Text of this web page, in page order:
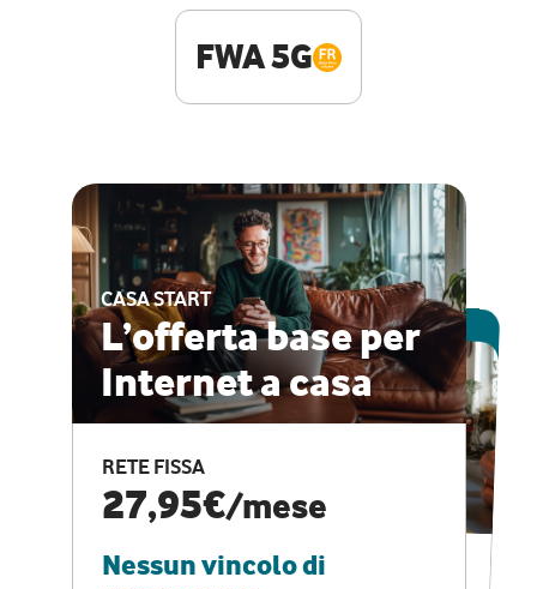
FWA 5G
CASA START
L’offerta base per
Internet a casa
RETE FISSA
27,95€/mese
Nessun vincolo di
ESCLUSIVA ONLINE
CASA PRO
Internet veloce e
vantaggi speciali
RETE FISSA + VODAFONE CLUB